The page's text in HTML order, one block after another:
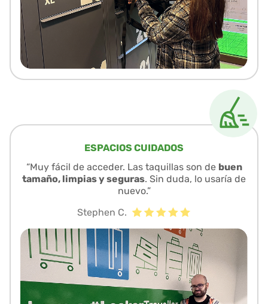
ESPACIOS CUIDADOS
“Muy fácil de acceder. Las taquillas son de buen
tamaño, limpias y seguras. Sin duda, lo usaría de
nuevo.”
Stephen C.